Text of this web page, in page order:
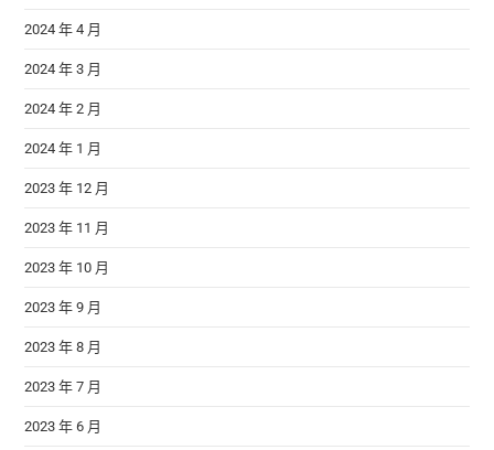
2024 年 4 月
2024 年 3 月
2024 年 2 月
2024 年 1 月
2023 年 12 月
2023 年 11 月
2023 年 10 月
2023 年 9 月
2023 年 8 月
2023 年 7 月
2023 年 6 月